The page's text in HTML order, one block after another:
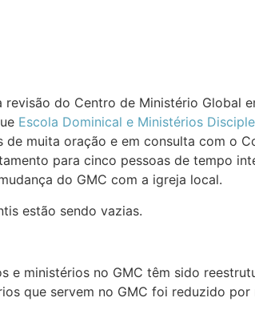
do Centro de Ministério Global
Escola Dominical e Ministérios
muita oração e em consulta com o
para cinco pessoas de tempo
do GMC com a igreja local.
estão sendo vazias.
e ministérios no GMC têm sido
que servem no GMC foi reduzido